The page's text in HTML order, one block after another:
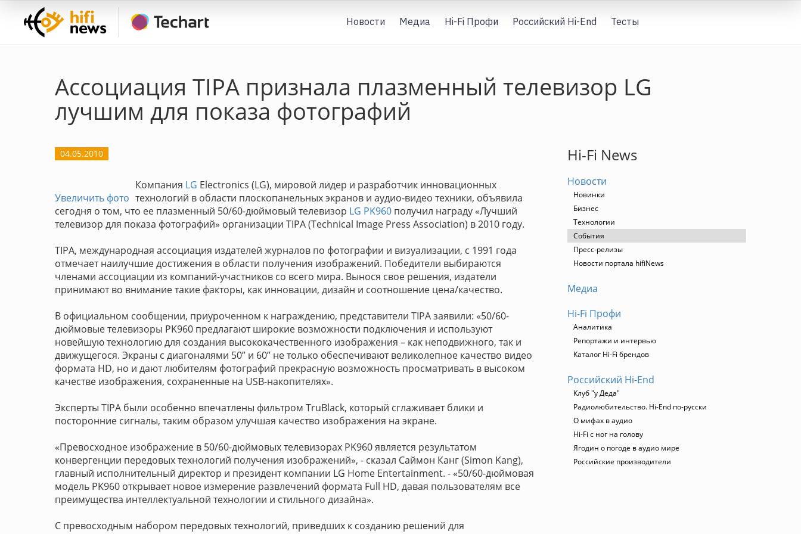
Новости Медиа Hi-Fi Профи Российский Hi-End Тесты
Ассоциация TIPA признала плазменный телевизор LG
лучшим для показа фотографий
04.05.2010
Увеличить фото
Компания LG Electronics (LG), мировой лидер и разработчик инновационных
технологий в области плоскопанельных экранов и аудио-видео техники, объявила
сегодня о том, что ее плазменный 50/60-дюймовый телевизор LG PK960 получил награду «Лучший
телевизор для показа фотографий» организации TIPA (Technical Image Press Association) в 2010 году.
TIPA, международная ассоциация издателей журналов по фотографии и визуализации, с 1991 года
отмечает наилучшие достижения в области получения изображений. Победители выбираются
членами ассоциации из компаний-участников со всего мира. Вынося свое решения, издатели
принимают во внимание такие факторы, как инновации, дизайн и соотношение цена/качество.
В официальном сообщении, приуроченном к награждению, представители TIPA заявили: «50/60-
дюймовые телевизоры PK960 предлагают широкие возможности подключения и используют
новейшую технологию для создания высококачественного изображения – как неподвижного, так и
движущегося. Экраны с диагоналями 50” и 60” не только обеспечивают великолепное качество видео
формата HD, но и дают любителям фотографий прекрасную возможность просматривать в высоком
качестве изображения, сохраненные на USB-накопителях».
Эксперты TIPA были особенно впечатлены фильтром TruBlack, который сглаживает блики и
посторонние сигналы, таким образом улучшая качество изображения на экране.
«Превосходное изображение в 50/60-дюймовых телевизорах PK960 является результатом
конвергенции передовых технологий получения изображений», - сказал Саймон Канг (Simon Kang),
главный исполнительный директор и президент компании LG Home Entertainment. - «50/60-дюймовая
модель PK960 открывает новое измерение развлечений формата Full HD, давая пользователям все
преимущества интеллектуальной технологии и стильного дизайна».
С превосходным набором передовых технологий, приведших к созданию решений для
Hi-Fi News
Новости
Новинки
Бизнес
Технологии
События
Пресс-релизы
Новости портала hifiNews
Медиа
Hi-Fi Профи
Аналитика
Репортажи и интервью
Каталог Hi-Fi брендов
Российский Hi-End
Клуб "у Деда"
Радиолюбительство. Hi-End по-русски
О мифах в аудио
Hi-Fi с ног на голову
Ягодин о погоде в аудио мире
Российские производители